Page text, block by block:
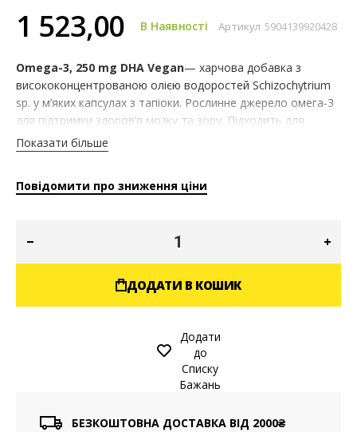
1 523,00 В Наявності Артикул 5904139920428
Omega-3, 250 mg DHA Vegan— харчова добавка з
висококонцентрованою олією водоростей Schizochytrium
sp. у м’яких капсулах з тапіоки. Рослинне джерело омега-3
для підтримки здоров’я мозку та зору. Підходить для
веганів і вегетаріанців.
Показати більше
Повідомити про зниження ціни
ДОДАТИ В КОШИК
Додати
до
Списку
Бажань
БЕЗКОШТОВНА ДОСТАВКА ВІД 2000₴